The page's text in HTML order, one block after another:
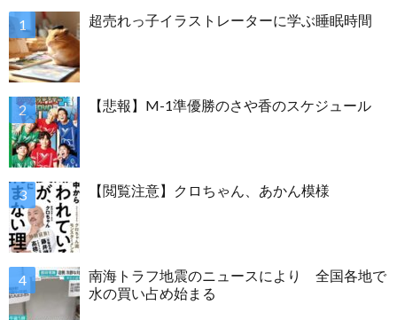
超売れっ子イラストレーターに学ぶ睡眠時間
【悲報】M-1準優勝のさや香のスケジュール
【閲覧注意】クロちゃん、あかん模様
南海トラフ地震のニュースにより 全国各地で
水の買い占め始まる